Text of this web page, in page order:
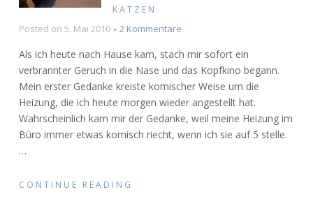
KATZEN
Posted on 5. Mai 2010 2 Kommentarezu
gesucht
Als ich heute nach Hause kam, stach mir sofort ein
verbrannter Geruch in die Nase und das Kopfkino begann.
Mein erster Gedanke kreiste komischer Weise um die
Heizung, die ich heute morgen wieder angestellt hat.
Wahrscheinlich kam mir der Gedanke, weil meine Heizung im
Büro immer etwas komisch riecht, wenn ich sie auf 5 stelle.
…
CONTINUE READING